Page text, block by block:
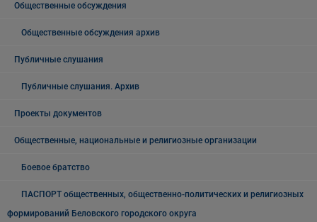
Общественные обсуждения
Общественные обсуждения архив
Публичные слушания
Публичные слушания. Архив
Проекты документов
Общественные, национальные и религиозные организации
Боевое братство
ПАСПОРТ общественных, общественно-политических и религиозных
формирований Беловского городского округа